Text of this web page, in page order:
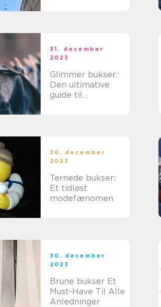
31. december
2023
Glimmer bukser:
Den ultimative
guide til
30. december
2023
Ternede bukser:
Et tidløst
modefænomen
30. december
2023
Brune bukser Et
Must-Have Til Alle
Anledninger